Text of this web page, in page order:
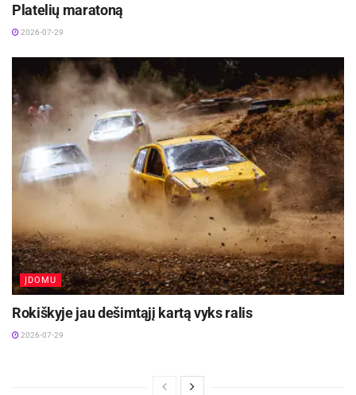
Platelių maratoną
2026-07-29
ĮDOMU
Rokiškyje jau dešimtąjį kartą vyks ralis
2026-07-29